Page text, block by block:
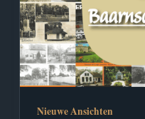
Nieuwe Ansichten